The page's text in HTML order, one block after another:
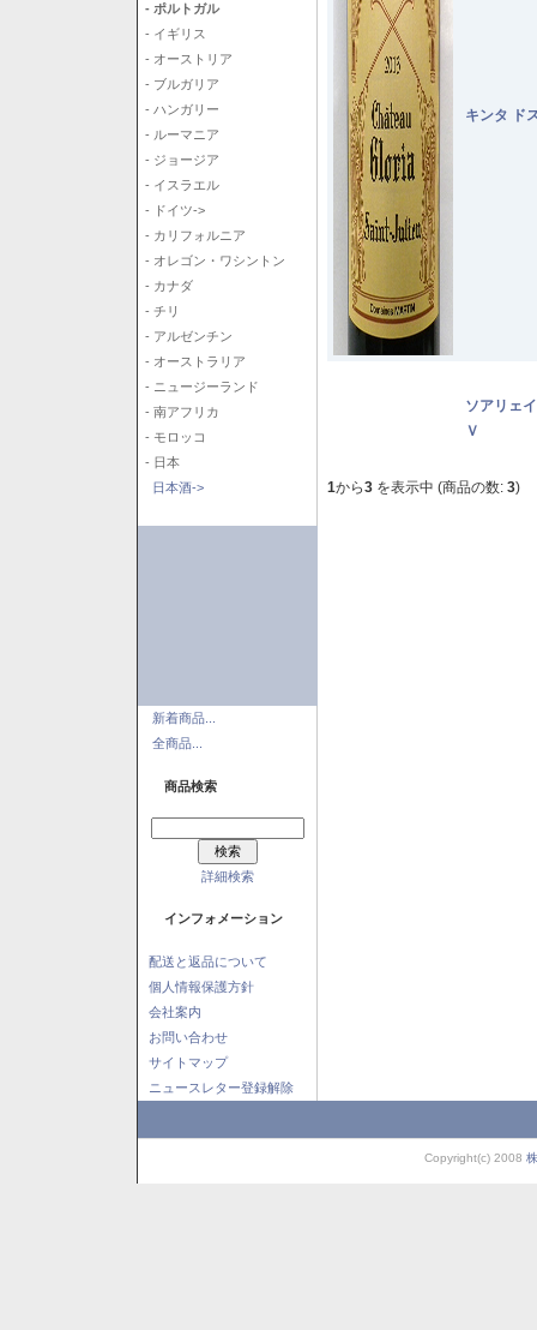
- ポルトガル
- イギリス
- オーストリア
- ブルガリア
- ハンガリー
- ルーマニア
- ジョージア
- イスラエル
- ドイツ->
- カリフォルニア
- オレゴン・ワシントン
- カナダ
- チリ
- アルゼンチン
- オーストラリア
- ニュージーランド
- 南アフリカ
- モロッコ
- 日本
日本酒->
新着商品...
全商品...
商品検索
詳細検索
インフォメーション
配送と返品について
個人情報保護方針
会社案内
お問い合わせ
サイトマップ
ニュースレター登録解除
キンタ ド
ソアリェ
Ｖ
1から3 を表示中 (商品の数: 3)
Copyright(c) 2008